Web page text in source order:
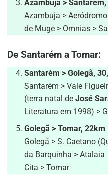
Azambuja >
Azambuja >
de Muge > Omnias >
De Santarém a Tomar:
Santarém > Golegã,
Santarém > Vale
(terra natal deJosé
Literatura em 1998) >
Golegã > Tomar, 22km
Golegã > S. Caetano
da Barquinha > Atalaia
Cita > Tomar